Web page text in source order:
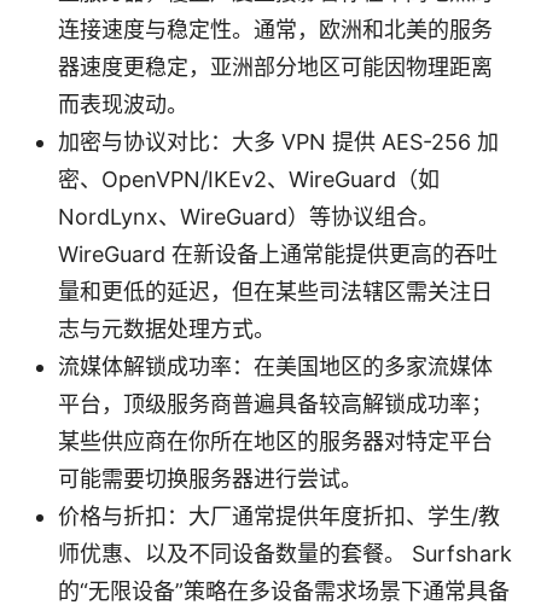
连接速度与稳定性。通常，欧洲和北美的服务
器速度更稳定，亚洲部分地区可能因物理距离
而表现波动。
加密与协议对比：大多 VPN 提供 AES-256 加
密、OpenVPN/IKEv2、WireGuard（如
NordLynx、WireGuard）等协议组合。
WireGuard 在新设备上通常能提供更高的吞吐
量和更低的延迟，但在某些司法辖区需关注日
志与元数据处理方式。
流媒体解锁成功率：在美国地区的多家流媒体
平台，顶级服务商普遍具备较高解锁成功率；
某些供应商在你所在地区的服务器对特定平台
可能需要切换服务器进行尝试。
价格与折扣：大厂通常提供年度折扣、学生/教
师优惠、以及不同设备数量的套餐。 Surfshark
的“无限设备”策略在多设备需求场景下通常具备